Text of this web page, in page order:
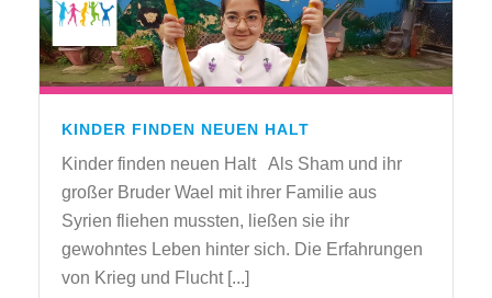
KINDER FINDEN NEUEN HALT
Kinder finden neuen Halt Als Sham und ihr
großer Bruder Wael mit ihrer Familie aus
Syrien fliehen mussten, ließen sie ihr
gewohntes Leben hinter sich. Die Erfahrungen
von Krieg und Flucht [...]